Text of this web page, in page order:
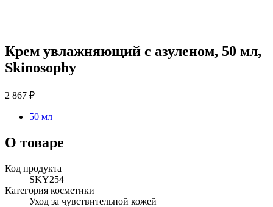
Крем увлажняющий с азуленом, 50 мл,
Skinosophy
2 867 ₽
50 мл
О товаре
Код продукта
SKY254
Категория косметики
Уход за чувствительной кожей